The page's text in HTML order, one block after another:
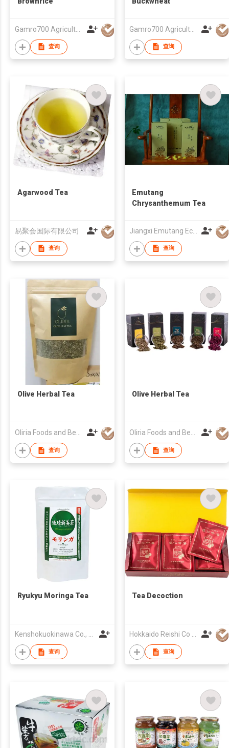
Gamro700 Agriculture Co Ltd
查询
Gamro700 Agriculture Co Ltd
查询
Agarwood Tea
易聚会国际有限公司
查询
Emutang
Chrysanthemum Tea
Jiangxi Emutang Ecological Agriculture Development Co., Ltd
查询
Olive Herbal Tea
查询
Olive Herbal Tea
查询
Ryukyu Moringa Tea
Kenshokuokinawa Co., Ltd.
查询
Tea Decoction
Hokkaido Reishi Co Ltd
查询